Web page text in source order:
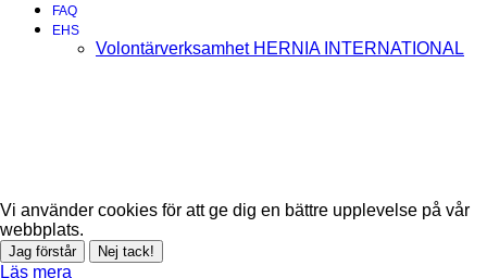
FAQ
EHS
Volontärverksamhet HERNIA INTERNATIONAL
Vi använder cookies för att ge dig en bättre upplevelse på vår
webbplats.
Jag förstår Nej tack!
Läs mera